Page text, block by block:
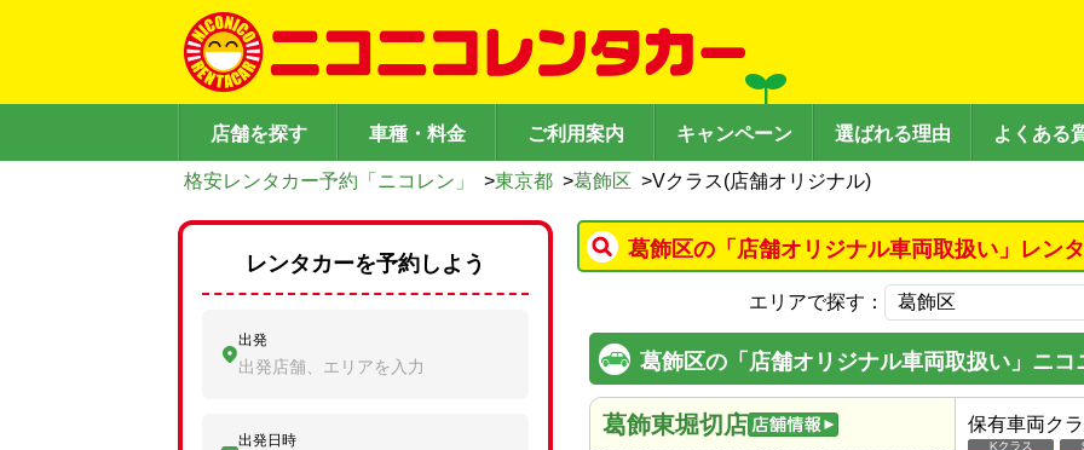
店舗を探す 車種・料金 ご利用案内 キャンペーン 選ばれる理由 よくある
格安レンタカー予約「ニコレン」 >東京都 >葛飾区 >Vクラス(店舗オリジナル)
葛飾区の「店舗オリジナル車両取扱い」レン
エリアで探す：
葛飾区の「店舗オリジナル車両取扱い」ニ
葛飾東堀切店 保有車両ク
レンタカーを予約しよう
出発
出発店舗、エリアを入力
出発日時